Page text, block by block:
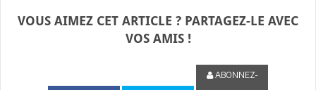
VOUS AIMEZ CET ARTICLE ? PARTAGEZ-LE AVEC
VOS AMIS !
ABONNEZ-